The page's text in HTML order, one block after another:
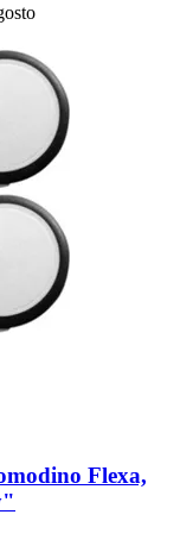
Flexa,